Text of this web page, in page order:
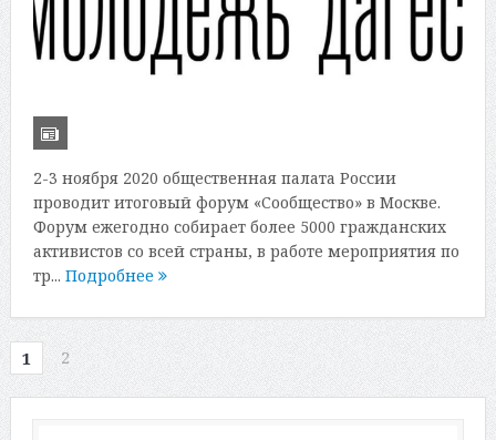
2-3 ноября 2020 общественная палата России
проводит итоговый форум «Сообщество» в Москве.
Форум ежегодно собирает более 5000 гражданских
активистов со всей страны, в работе мероприятия по
тр... Подробнее
1 2